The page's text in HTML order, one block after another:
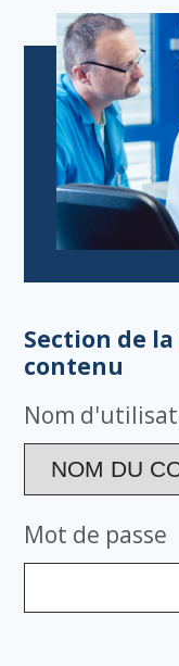
Section de
contenu
Nom
Mot de passe